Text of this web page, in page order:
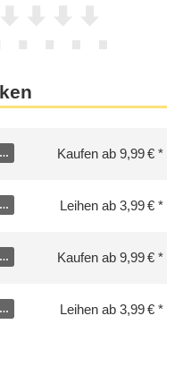
… Kaufen ab 9,99 €
… Leihen ab 3,99 €
… Kaufen ab 9,99 €
… Leihen ab 3,99 €